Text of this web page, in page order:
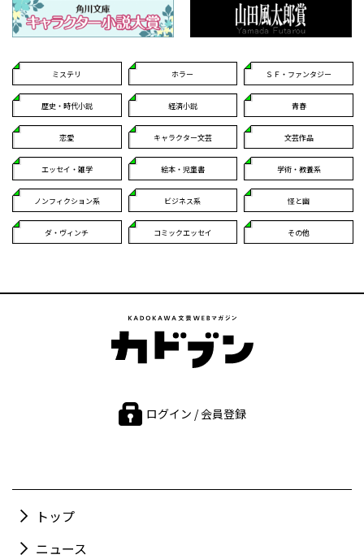
ミステリ ホラー ＳＦ・ファンタジー
歴史・時代小説 経済小説 青春
恋愛 キャラクター文芸 文芸作品
エッセイ・雑学 絵本・児童書 学術・教養系
ノンフィクション系 ビジネス系 怪と幽
ダ・ヴィンチ コミックエッセイ その他
ログイン / 会員登録
トップ
ニュース